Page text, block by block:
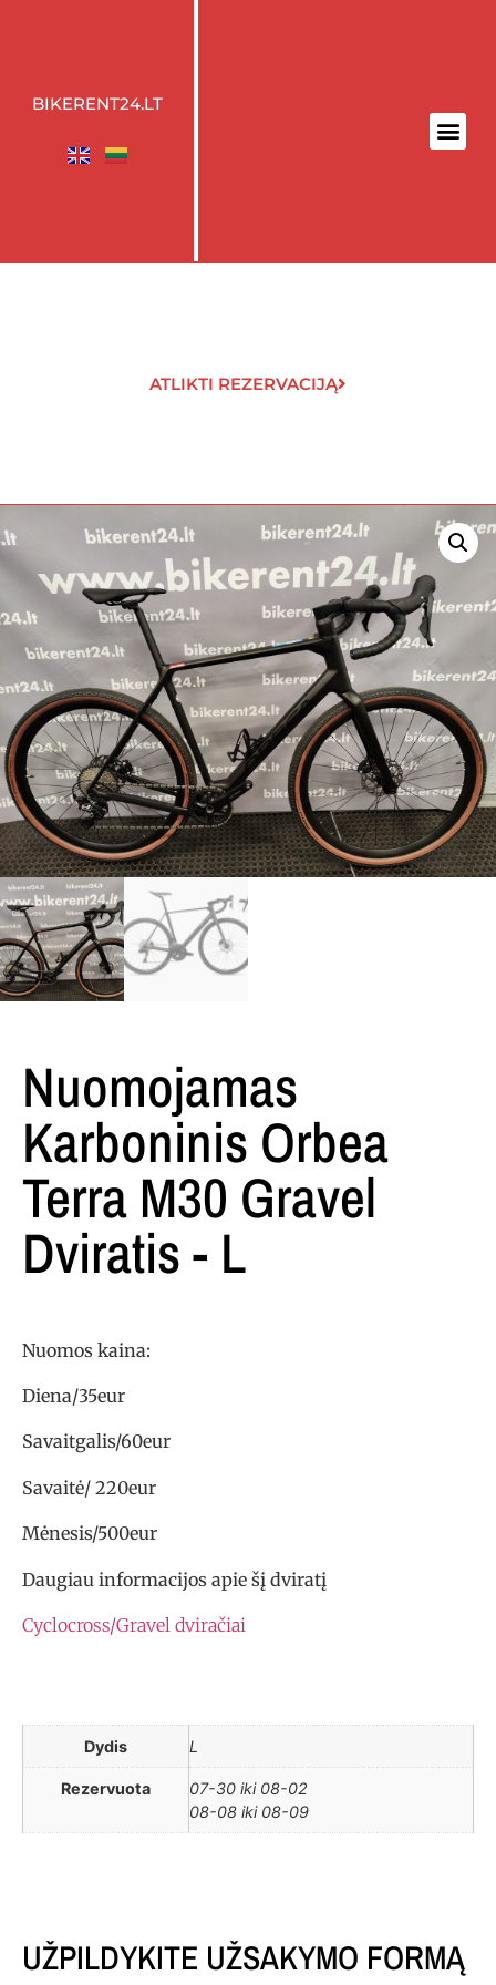
BIKERENT24.LT
ATLIKTI REZERVACIJĄ
Nuomojamas
Karboninis Orbea
Terra M30 Gravel
Dviratis - L
Nuomos kaina:
Diena/35eur
Savaitgalis/60eur
Savaitė/ 220eur
Mėnesis/500eur
Daugiau informacijos apie šį dviratį
Cyclocross/Gravel dviračiai
Dydis L
Rezervuota
07-30 iki 08-02
08-08 iki 08-09
UŽPILDYKITE UŽSAKYMO FORMĄ